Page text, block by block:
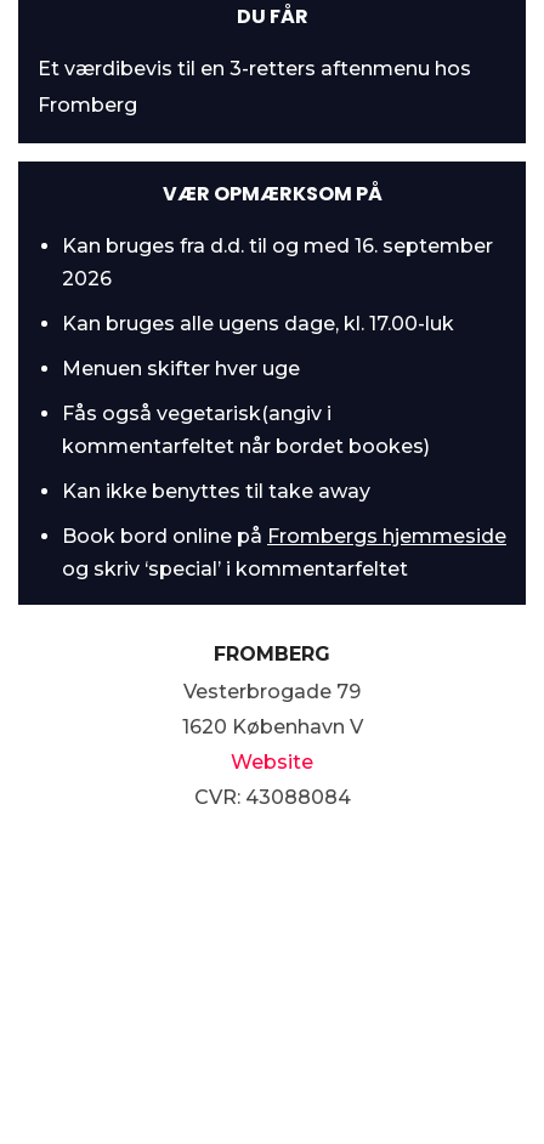
DU FÅR
Et værdibevis til en 3-retters aftenmenu hos
Fromberg
VÆR OPMÆRKSOM PÅ
Kan bruges fra d.d. til og med 16. september
2026
Kan bruges alle ugens dage, kl. 17.00-luk
Menuen skifter hver uge
Fås også vegetarisk(angiv i
kommentarfeltet når bordet bookes)
Kan ikke benyttes til take away
Book bord online på Frombergs hjemmeside
og skriv ‘special’ i kommentarfeltet
FROMBERG
Vesterbrogade 79
1620 København V
Website
CVR: 43088084